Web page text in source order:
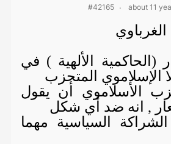
about 11
#42165
الغرباوي
(الحاكمية الألهية ) في
الإسلاموي المتحزب
الأسلاموي أن يقول
, انه ضد أي شكل
السياسية مهما